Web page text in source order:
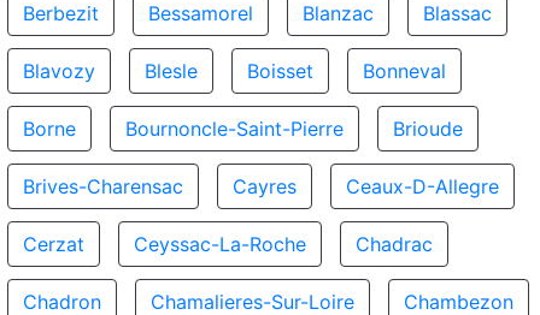
Berbezit Bessamorel Blanzac Blassac
Blavozy Blesle Boisset Bonneval
Borne Bournoncle-Saint-Pierre Brioude
Brives-Charensac Cayres Ceaux-D-Allegre
Cerzat Ceyssac-La-Roche Chadrac
Chadron Chamalieres-Sur-Loire Chambezon